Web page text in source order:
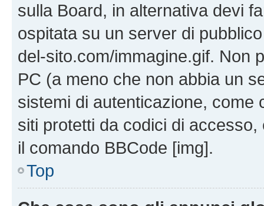
sulla Board, in alternativa devi
ospitata su un server di
del-sito.com/immagine.gif. Non
PC (a meno che non abbia un
sistemi di autenticazione, come
siti protetti da codici di
il comando BBCode [img].
Top